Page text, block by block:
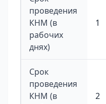
проведения
КНМ (в
рабочих
днях)
1
Срок
проведения
КНМ (в
2